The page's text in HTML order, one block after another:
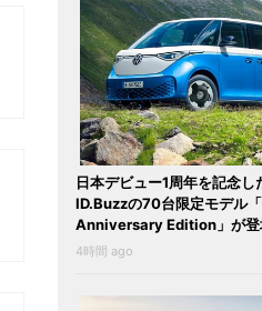
日本デビュー1周年を記念
ID.Buzzの70台限定モデル
Anniversary Edition」が登
4時間 ago